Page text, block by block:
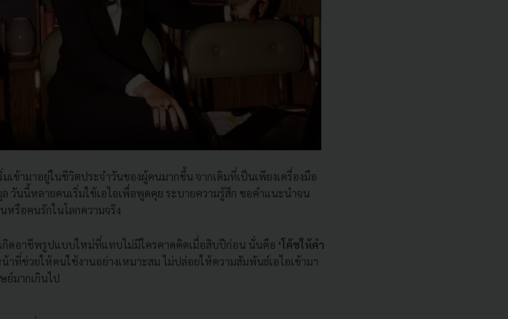
เข้ามาอยู่ในชีวิตประจำวันของผู้คนมากขึ้น จากเดิมที่เป็นเพียงเครื่องมือ
วันนี้หลายคนเริ่มใช้เอไอเพื่อพูดคุย ระบายความรู้สึก ขอคำแนะนำจน
รือคนรักในโลกความจริง
กิดอาชีพรูปแบบใหม่ที่แทบไม่มีใครคาดคิดเมื่อสิบปีก่อน นั่นคือ ‘โค้ชให้คำ
าที่ช่วยให้คนใช้งานอย่างเหมาะสม ไม่ปล่อยให้ความสัมพันธ์เอไอเข้ามา
มากเกินไป